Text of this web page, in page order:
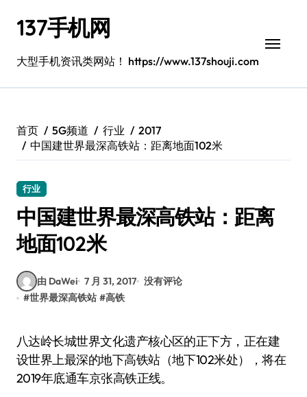
137手机网
大型手机资讯类网站！ https://www.137shouji.com
首页 5G频道 行业
2017
中国建世界最深高铁站：距离地面102米
行业
中国建世界最深高铁站：距离
地面102米
由 DaWei 7 月 31, 2017 没有评论
#世界最深高铁站 #高铁
八达岭长城世界文化遗产核心区的正下方，正在建
设世界上最深的地下高铁站（地下102米处），将在
2019年底通车京张高铁正线。